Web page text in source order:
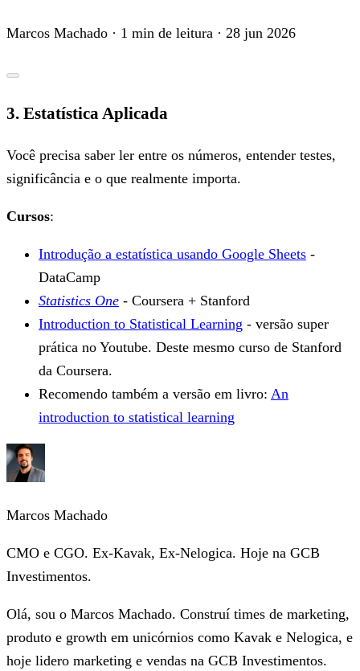
Marcos Machado · 1 min de leitura · 28 jun 2026
3. Estatística Aplicada
Você precisa saber ler entre os números, entender testes,
significância e o que realmente importa.
Cursos:
Introdução a estatística usando Google Sheets -
DataCamp
Statistics One - Coursera + Stanford
Introduction to Statistical Learning - versão super
prática no Youtube. Deste mesmo curso de Stanford
da Coursera.
Recomendo também a versão em livro: An
introduction to statistical learning
Marcos Machado
CMO e CGO. Ex-Kavak, Ex-Nelogica. Hoje na GCB
Investimentos.
Olá, sou o Marcos Machado. Construí times de marketing,
produto e growth em unicórnios como Kavak e Nelogica, e
hoje lidero marketing e vendas na GCB Investimentos.